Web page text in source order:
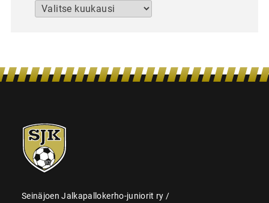
Arkistot
SJK-
juniorit
Seinäjoen Jalkapallokerho-juniorit ry /